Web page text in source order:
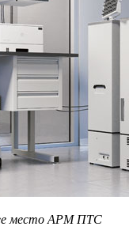
место АРМ ПТС